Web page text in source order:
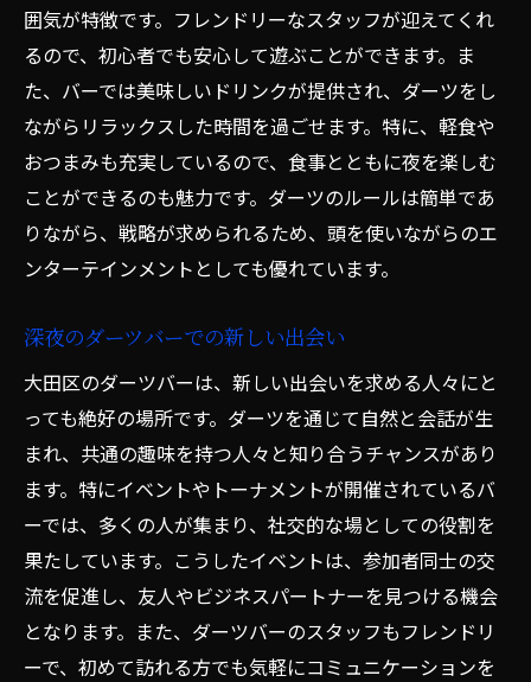
囲気が特徴です。フレンドリーなスタッフが迎えてくれ
るので、初心者でも安心して遊ぶことができます。ま
た、バーでは美味しいドリンクが提供され、ダーツをし
ながらリラックスした時間を過ごせます。特に、軽食や
おつまみも充実しているので、食事とともに夜を楽しむ
ことができるのも魅力です。ダーツのルールは簡単であ
りながら、戦略が求められるため、頭を使いながらのエ
ンターテインメントとしても優れています。
深夜のダーツバーでの新しい出会い
大田区のダーツバーは、新しい出会いを求める人々にと
っても絶好の場所です。ダーツを通じて自然と会話が生
まれ、共通の趣味を持つ人々と知り合うチャンスがあり
ます。特にイベントやトーナメントが開催されているバ
ーでは、多くの人が集まり、社交的な場としての役割を
果たしています。こうしたイベントは、参加者同士の交
流を促進し、友人やビジネスパートナーを見つける機会
となります。また、ダーツバーのスタッフもフレンドリ
ーで、初めて訪れる方でも気軽にコミュニケーションを